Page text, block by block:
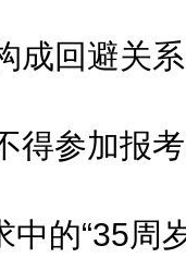
回避关系
参加报考
“35周岁